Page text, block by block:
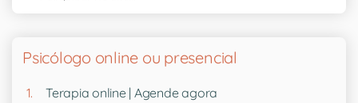
Psicólogo online ou presencial
Terapia online | Agende agora